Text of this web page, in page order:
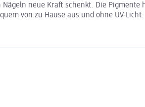
neue Kraft schenkt. Die
von zu Hause aus und ohne UV-Licht.